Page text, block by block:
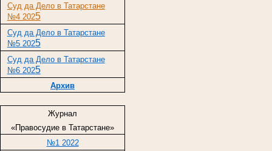
Суд да Дело в Татарстане
№4 2025
Суд да Дело в Татарстане
№5 2025
Суд да Дело в Татарстане
№6 2025
Архив
Журнал
«Правосудие в Татарстане»
№1 2022